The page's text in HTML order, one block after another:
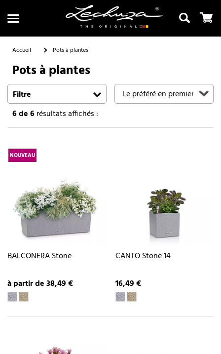
Recherche
Accueil Pots à plantes
Pots à plantes
Filtre
6de 6résultats affichés :
NOUVEAU
BALCONERA Stone
à partir de 38,49 €
CANTO Stone 14
16,49 €